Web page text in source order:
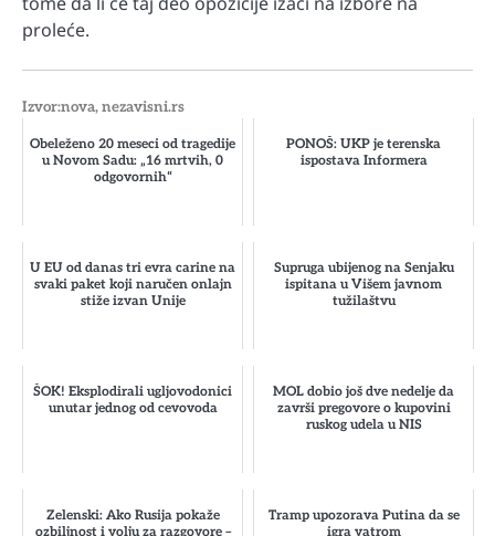
proleće.
Izvor:nova, nezavisni.rs
Obeleženo 20 meseci od tragedije
u Novom Sadu: „16 mrtvih, 0
odgovornih“
PONOŠ: UKP je terenska
ispostava Informera
U EU od danas tri evra carine na
svaki paket koji naručen onlajn
stiže izvan Unije
Supruga ubijenog na Senjaku
ispitana u Višem javnom
tužilaštvu
ŠOK! Eksplodirali ugljovodonici
unutar jednog od cevovoda
MOL dobio još dve nedelje da
završi pregovore o kupovini
ruskog udela u NIS
Zelenski: Ako Rusija pokaže
ozbiljnost i volju za razgovore –
Tramp upozorava Putina da se
igra vatrom